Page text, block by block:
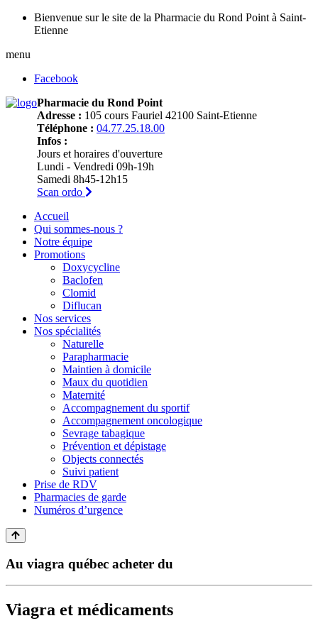
Bienvenue sur le site de la Pharmacie du Rond Point à Saint-
Etienne
menu
Facebook
Pharmacie du Rond Point
Adresse : 105 cours Fauriel 42100 Saint-Etienne
Téléphone : 04.77.25.18.00
Infos :
Jours et horaires d'ouverture
Lundi - Vendredi 09h-19h
Samedi 8h45-12h15
Scan ordo
Accueil
Qui sommes-nous ?
Notre équipe
Promotions
Doxycycline
Baclofen
Clomid
Diflucan
Nos services
Nos spécialités
Naturelle
Parapharmacie
Maintien à domicile
Maux du quotidien
Maternité
Accompagnement du sportif
Accompagnement oncologique
Sevrage tabagique
Prévention et dépistage
Objects connectés
Suivi patient
Prise de RDV
Pharmacies de garde
Numéros d’urgence
Au viagra québec acheter du
Viagra et médicaments